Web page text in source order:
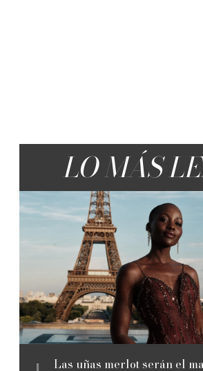
LO MÁS
Las uñas merlot serán el